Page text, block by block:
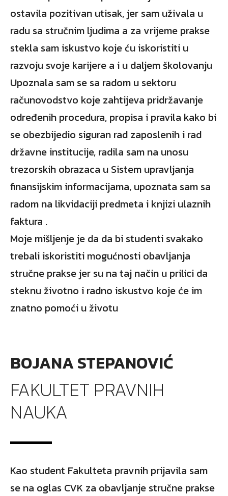
ostavila pozitivan utisak, jer sam uživala u
radu sa stručnim ljudima a za vrijeme prakse
stekla sam iskustvo koje ću iskoristiti u
razvoju svoje karijere a i u daljem školovanju
Upoznala sam se sa radom u sektoru
računovodstvo koje zahtijeva pridržavanje
određenih procedura, propisa i pravila kako bi
se obezbijedio siguran rad zaposlenih i rad
državne institucije, radila sam na unosu
trezorskih obrazaca u Sistem upravljanja
finansijskim informacijama, upoznata sam sa
radom na likvidaciji predmeta i knjizi ulaznih
faktura .
Moje mišljenje je da da bi studenti svakako
trebali iskoristiti mogućnosti obavljanja
stručne prakse jer su na taj način u prilici da
steknu životno i radno iskustvo koje će im
znatno pomoći u životu
BOJANA STEPANOVIĆ
FAKULTET PRAVNIH
NAUKA
Kao student Fakulteta pravnih prijavila sam
se na oglas CVK za obavljanje stručne prakse